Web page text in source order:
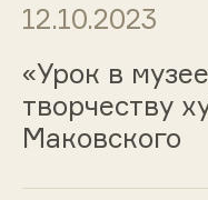
12.10.2023
«Урок в
творчеству
Маковского